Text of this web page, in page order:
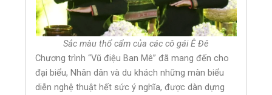
Sắc màu thổ cẩm của các cô gái Ê Đê
Chương trình “Vũ điệu Ban Mê” đã mang đến cho
đại biểu, Nhân dân và du khách những màn biểu
diễn nghệ thuật hết sức ý nghĩa, được dàn dựng